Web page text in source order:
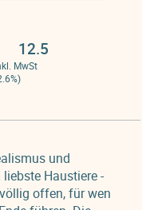
12.5
MwSt
und
Haustiere -
offen, für wen